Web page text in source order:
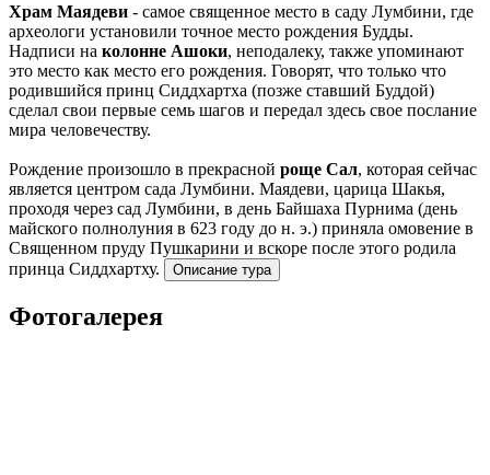
Храм Маядеви - самое священное место в саду Лумбини, где
археологи установили точное место рождения Будды.
Надписи на колонне Ашоки, неподалеку, также упоминают
это место как место его рождения. Говорят, что только что
родившийся принц Сиддхартха (позже ставший Буддой)
сделал свои первые семь шагов и передал здесь свое послание
мира человечеству.
Рождение произошло в прекрасной роще Сал, которая сейчас
является центром сада Лумбини. Маядеви, царица Шакья,
проходя через сад Лумбини, в день Байшаха Пурнима (день
майского полнолуния в 623 году до н. э.) приняла омовение в
Священном пруду Пушкарини и вскоре после этого родила
принца Сиддхартху.
Описание тура
Фотогалерея